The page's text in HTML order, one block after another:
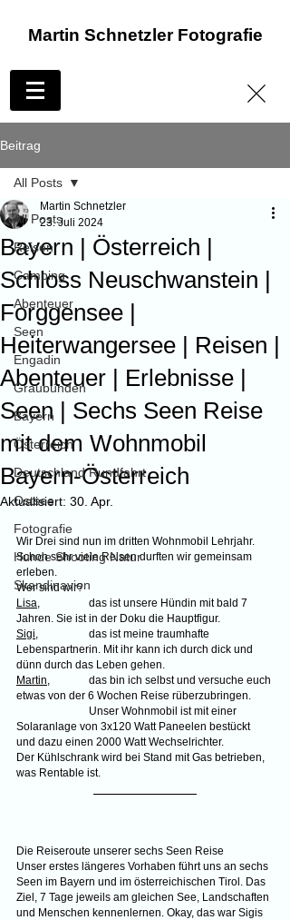
Martin Schnetzler Fotografie
Beitrag
All Posts
Reisen
Camping
Abenteuer
Seen
Engadin
Graubünden
Bayern
Österreich
Deutschland Rundfahrt
Ostsee
Fotografie
Hunde Shooting Natur
Skandinavien
All Posts
Bayern | Österreich |
Schloss Neuschwanstein |
Forggensee |
Heiterwangersee | Reisen |
Abenteuer | Erlebnisse |
Seen | Sechs Seen Reise
mit dem Wohnmobil
Bayern-Österreich
Martin Schnetzler
23. Juli 2024
Aktualisiert: 30. Apr.
Wir Drei sind nun im dritten Wohnmobil Lehrjahr.
Schon sehr viele Reisen durften wir gemeinsam
erleben.
Wer sind wir?
Lisa,		das ist unsere Hündin mit bald 7
Jahren. Sie ist in der Doku die Hauptfigur.
Sigi,		das ist meine traumhafte
Lebenspartnerin. Mit ihr kann ich durch dick und
dünn durch das Leben gehen.
Martin,		das bin ich selbst und versuche euch
etwas von der 6 Wochen Reise rüberzubringen.
Unser Wohnmobil ist mit einer
Solaranlage von 3x120 Watt Paneelen bestückt
und dazu einen 2000 Watt Wechselrichter.
Der Kühlschrank wird bei Stand mit Gas betrieben,
was Rentable ist.
Die Reiseroute unserer sechs Seen Reise
Unser erstes längeres Vorhaben führt uns an sechs
Seen im Bayern und im österreichischen Tirol. Das
Ziel, 7 Tage jeweils am gleichen See, Landschaften
und Menschen kennenlernen. Okay, das war Sigis